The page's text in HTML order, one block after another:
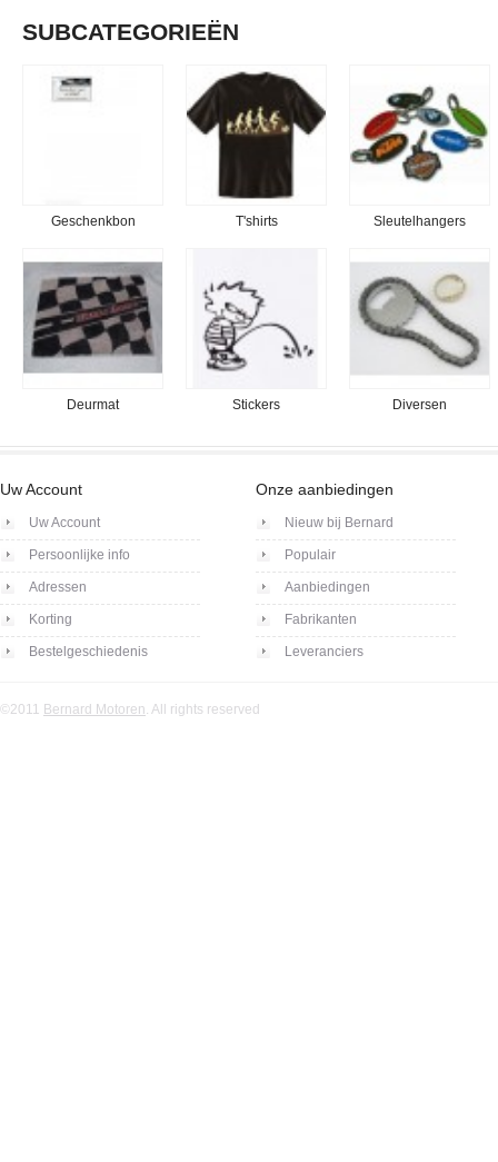
SUBCATEGORIEËN
Geschenkbon T'shirts Sleutelhangers
Deurmat Stickers Diversen
Uw Account
Uw Account
Persoonlijke info
Adressen
Korting
Bestelgeschiedenis
Onze aanbiedingen
Nieuw bij Bernard
Populair
Aanbiedingen
Fabrikanten
Leveranciers
©2011 Bernard Motoren. All rights reserved